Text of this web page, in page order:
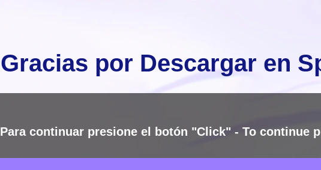
Gracias por Descargar en
Para continuar presione el botón "Click" - To continue